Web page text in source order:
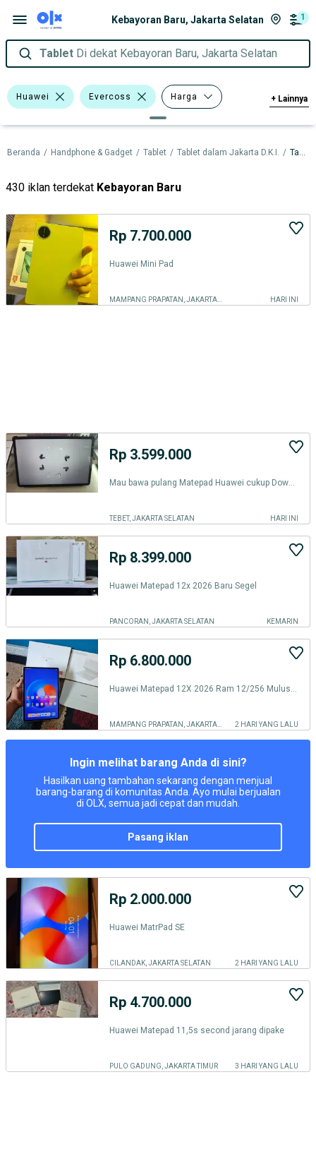
Kebayoran Baru, Jakarta Selatan 1
Tablet Di dekat Kebayoran Baru, Jakarta Selatan
Huawei Evercoss Harga
Kondisi
+ Lainnya
Beranda / Handphone & Gadget / Tablet / Tablet dalam Jakarta D.K.I. / Tablet dalam Jakarta Selatan
430 iklan terdekat Kebayoran Baru
Rp 7.700.000
Huawei Mini Pad
HARI INI
Rp 3.599.000
TEBET, JAKARTA SELATAN HARI INI
Rp 8.399.000
Huawei Matepad 12x 2026 Baru Segel
PANCORAN, JAKARTA SELATAN KEMARIN
Rp 6.800.000
2 HARI YANG LALU
Ingin melihat barang Anda di sini?
Hasilkan uang tambahan sekarang dengan menjual
barang-barang di komunitas Anda. Ayo mulai berjualan
di OLX, semua jadi cepat dan mudah.
pasang iklan
Rp 2.000.000
Huawei MatrPad SE
CILANDAK, JAKARTA SELATAN 2 HARI YANG LALU
Rp 4.700.000
Huawei Matepad 11,5s second jarang dipake
PULO GADUNG, JAKARTA TIMUR 3 HARI YANG LALU